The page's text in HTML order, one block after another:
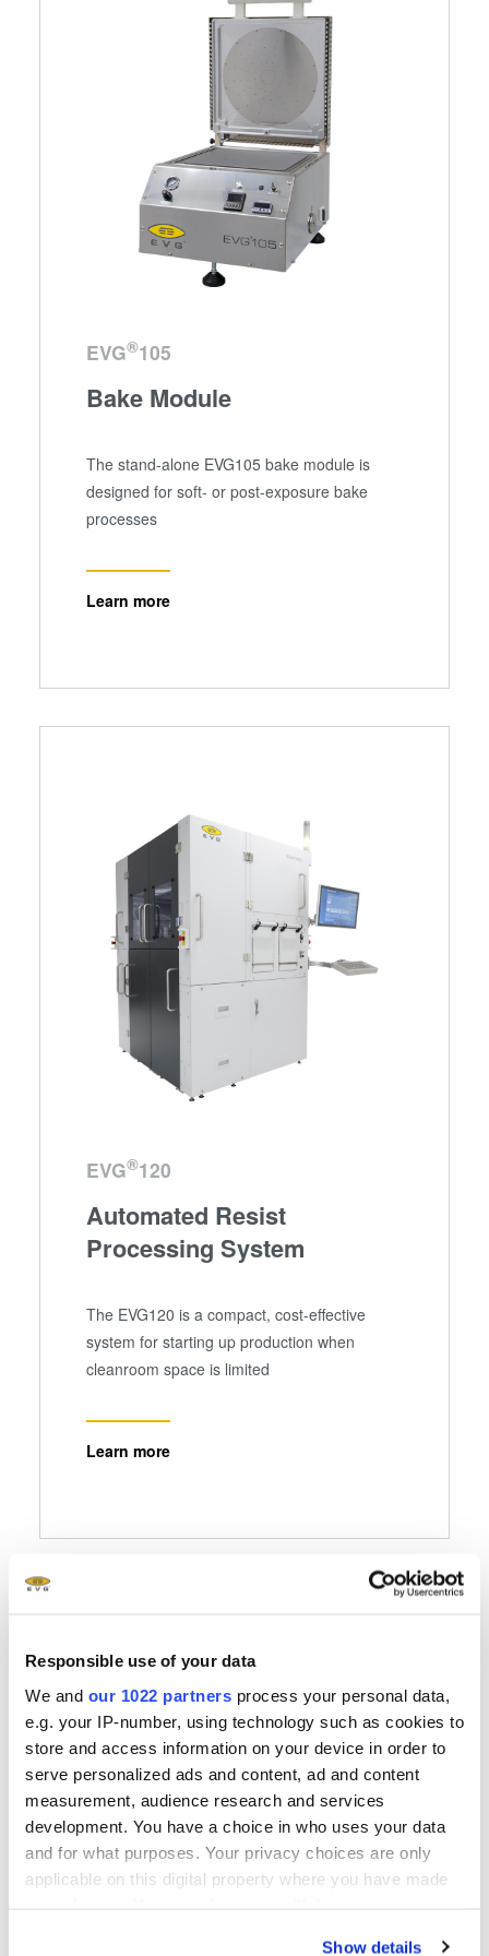
Responsible use of your data
We and our 1022 partners process your personal data,
e.g. your IP-number, using technology such as cookies to
store and access information on your device in order to
serve personalized ads and content, ad and content
measurement, audience research and services
development. You have a choice in who uses your data
and for what purposes. Your privacy choices are only
applicable on this digital property where you have made
Show details
EVG®105
Bake Module
The stand-alone EVG105 bake module is
designed for soft- or post-exposure bake
processes
Learn more
EVG®120
Automated Resist
Processing System
The EVG120 is a compact, cost-effective
system for starting up production when
cleanroom space is limited
Learn more